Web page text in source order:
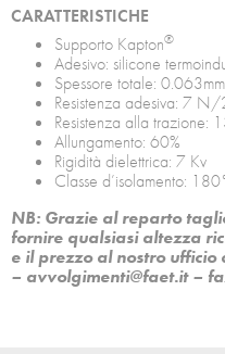
CARATTERISTICHE
Supporto Kapton®
Adesivo: silicone
Spessore totale: 0.063mm
Resistenza adesiva: 7
Resistenza alla
Allungamento: 60%
Rigidità dielettrica: 7 Kv
Classe d’isolamento:
NB: Grazie al reparto
fornire qualsiasi altezza
e il prezzo al nostro
– avvolgimenti@faet.it –